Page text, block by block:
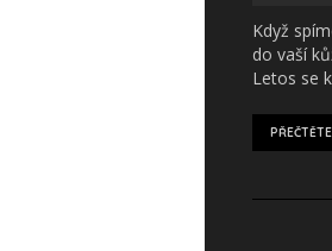
Když
do vaší
Letos se